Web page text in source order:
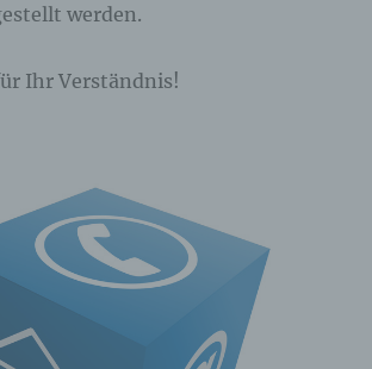
werden.
Ihr Verständnis!